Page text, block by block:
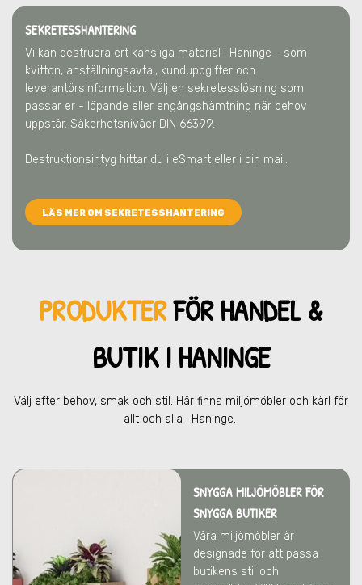
SEKRETESSHANTERING
Vi kan destruera ert känsliga material i Haninge - som
kvitton, anställningsavtal, kunduppgifter och
leverantörsinformation. Välj en sekretesslösning som
passar er - löpande eller engångshämtning när behov
uppstår. Säkerhetsnivåer DIN 66399.
Destruktionsintyg hittar du i eSmart eller i din mail.
LÄS MER OM SEKRETESSHANTERING
PRODUKTERFÖR HANDEL &
BUTIK I HANINGE
Välj efter behov, smak och stil. Här finns miljömöbler och kärl för
allt och alla i Haninge.
SNYGGA MILJÖMÖBLER FÖR
SNYGGA BUTIKER
Våra miljömöbler är
designade för att passa
butikens stil och